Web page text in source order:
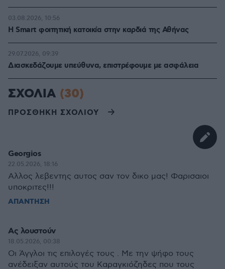
Η Smart φοιτητική κατοικία στην καρδιά της Αθήνας
03.08.2026, 10:56
Διασκεδάζουμε υπεύθυνα, επιστρέφουμε με ασφάλεια
29.07.2026, 09:39
ΣΧΟΛΙΑ (30)
ΠΡΟΣΘΗΚΗ ΣΧΟΛΙΟΥ
Georgios
22.05.2026, 18:16
Αλλος λεβεντης αυτος σαν τον δικο μας! Φαρισαιοι
υποκριτες!!!
ΑΠΑΝΤΗΣΗ
Ας λουστούν
18.05.2026, 00:38
Οι Άγγλοι τις επιλογές τους . Με την ψήφο τους
ανέδειξαν αυτούς του Καραγκιόζηδες που τους